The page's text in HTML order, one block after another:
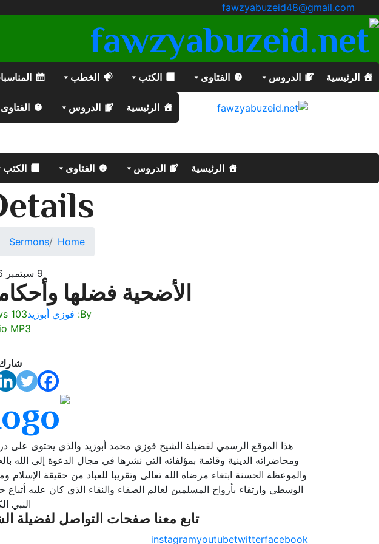
fawzyabuzeid48@gmail.com
الرئيسية الدروس الفتاوى الكتب الخطب
الرئيسية الدروس الفتاوى
الرئيسية
الدروس الفتاوى الكتب
Home
Sermons
9 سبتمبر 2016
الأضحية فضلها
By: فوزي أبوزيد103 Views
MP3
هذا الموقع الرسمي لفضيلة الشيخ فوزي محمد أبوزيد والذي يحتوى على
ومحاضراته الدينية وقائمة بمؤلفاته التي نشرها في مجال الدعوة إلى الله
والموعظة الحسنة ابتغاء مرضاة الله تعالى وتقريبا للعباد من حقيقة الإسلام
الوسطي وارتقاء بأرواح المسلمين لعالم الصفاء والنقاء الذي كان عليه
النبي
تابع معنا صفحات التواصل لفضيلة
facebook
twitter
youtube
instagram